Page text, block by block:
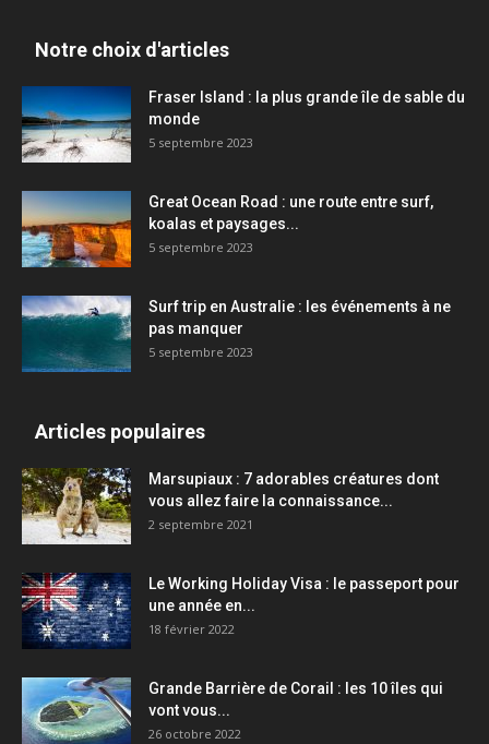
Notre choix d'articles
Fraser Island : la plus grande île de sable du
monde
5 septembre 2023
Great Ocean Road : une route entre surf,
koalas et paysages...
5 septembre 2023
Surf trip en Australie : les événements à ne
pas manquer
5 septembre 2023
Articles populaires
Marsupiaux : 7 adorables créatures dont
vous allez faire la connaissance...
2 septembre 2021
Le Working Holiday Visa : le passeport pour
une année en...
18 février 2022
Grande Barrière de Corail : les 10 îles qui
vont vous...
26 octobre 2022